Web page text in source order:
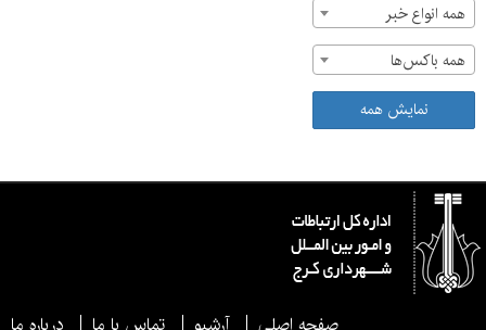
همه انواع خبر
همه باکس‌ها
نمایش همه